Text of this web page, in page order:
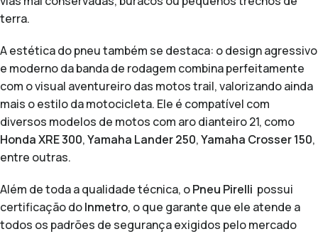
terra.
A estética do pneu também se destaca: o design agressivo
e moderno da banda de rodagem combina perfeitamente
com o visual aventureiro das motos trail, valorizando ainda
mais o estilo da motocicleta. Ele é compatível com
diversos modelos de motos com aro dianteiro 21, como
Honda XRE 300,Yamaha Lander 250,Yamaha Crosser 150,
entre outras.
Além de toda a qualidade técnica, oPneu Pirelli possui
certificação doInmetro, o que garante que ele atende a
todos os padrões de segurança exigidos pelo mercado